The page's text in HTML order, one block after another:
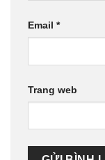
Email *
Trang web